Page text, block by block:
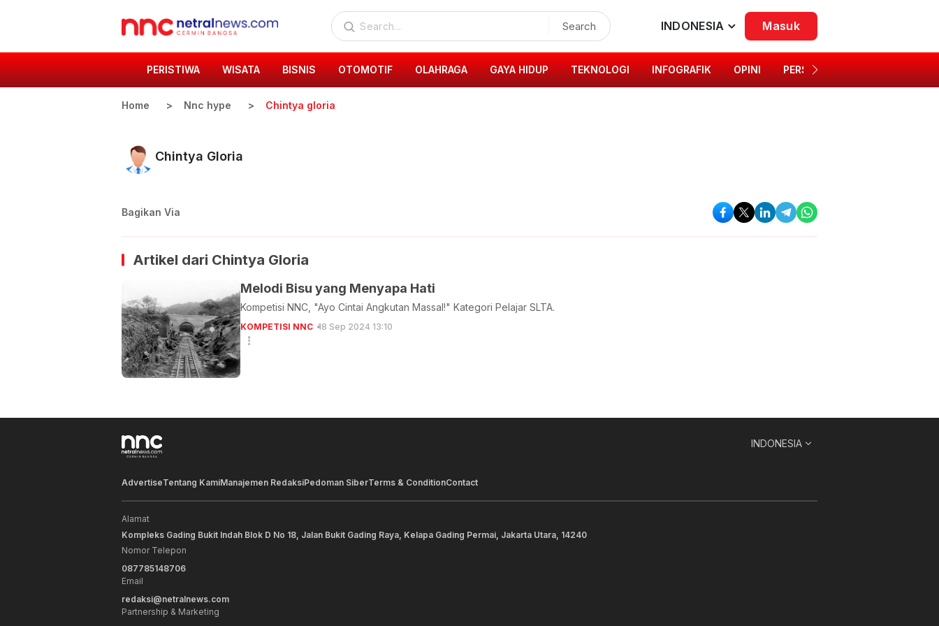
Search INDONESIA Masuk
PERISTIWA WISATA BISNIS OTOMOTIF OLAHRAGA GAYA HIDUP TEKNOLOGI INFOGRAFIK OPINI PERSONA
Home Nnc hype Chintya gloria
Chintya Gloria
Bagikan Via
Artikel dari Chintya Gloria
Melodi Bisu yang Menyapa Hati
Kompetisi NNC, "Ayo Cintai Angkutan Massal!" Kategori Pelajar SLTA.
KOMPETISI NNC 18 Sep 2024 13:10
INDONESIA
AdvertiseTentang KamiManajemen RedaksiPedoman SiberTerms & ConditionContact
Alamat
Kompleks Gading Bukit Indah Blok D No 18, Jalan Bukit Gading Raya, Kelapa Gading Permai, Jakarta Utara, 14240
Nomor Telepon
087785148706
Email
redaksi@netralnews.com
Partnership & Marketing